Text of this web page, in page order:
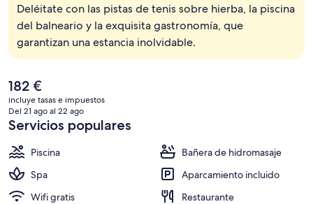
Vista aérea
Deléitate con las pistas de tenis sobre hierba, la piscina
del balneario y la exquisita gastronomía, que
garantizan una estancia inolvidable.
El
precio
actual
es
de
182 €
182 €
incluye tasas e impuestos
Del 21 ago al 22 ago
Servicios populares
Piscina
Bañera de hidromasaje
Spa
Aparcamiento incluido
Wifi gratis
Restaurante